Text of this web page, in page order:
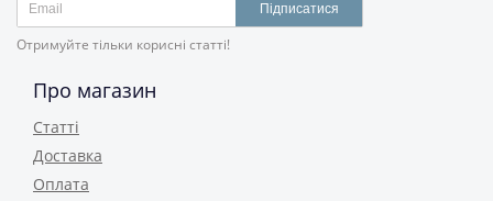
Підписатися
Отримуйте тільки корисні статті!
Про магазин
Статті
Доставка
Оплата